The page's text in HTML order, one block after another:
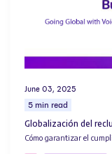
June 03, 2025
5 min read
Globalización del
Cómo garantizar el